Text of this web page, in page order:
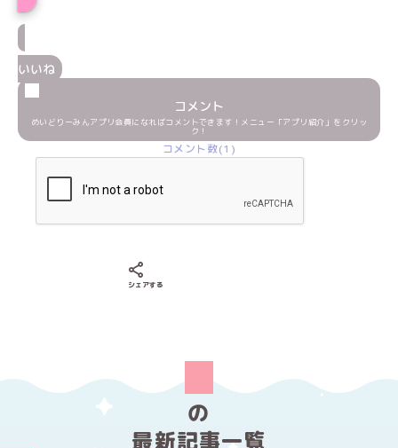
いいね
コメント
めいどりーみんアプリ会員になればコメントできます！メニュー「アプリ紹介」をクリッ
ク！
コメント数(1)
シェアする
の
最新記事一覧